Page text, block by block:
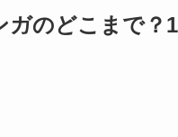
のどこまで？